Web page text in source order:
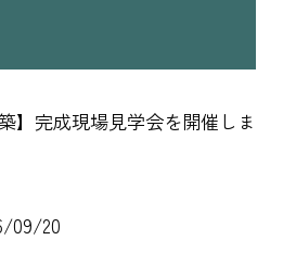
】完成現場見学会を開催しま
09/20